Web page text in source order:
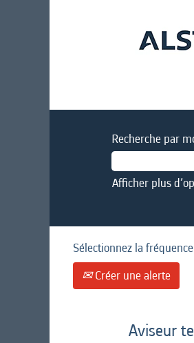
Recherche par
Afficher plus
Sélectionnez la
Créer une alerte
Aviseur